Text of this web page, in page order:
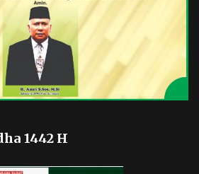
1442 H